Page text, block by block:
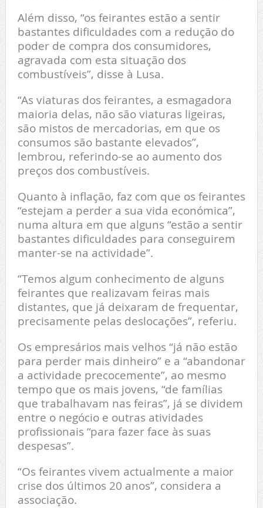
Além disso, “os feirantes estão a sentir
bastantes dificuldades com a redução do
poder de compra dos consumidores,
agravada com esta situação dos
combustíveis”, disse à Lusa.
“As viaturas dos feirantes, a esmagadora
maioria delas, não são viaturas ligeiras,
são mistos de mercadorias, em que os
consumos são bastante elevados”,
lembrou, referindo-se ao aumento dos
preços dos combustíveis.
Quanto à inflação, faz com que os feirantes
“estejam a perder a sua vida económica”,
numa altura em que alguns “estão a sentir
bastantes dificuldades para conseguirem
manter-se na actividade”.
“Temos algum conhecimento de alguns
feirantes que realizavam feiras mais
distantes, que já deixaram de frequentar,
precisamente pelas deslocações”, referiu.
Os empresários mais velhos “já não estão
para perder mais dinheiro” e a “abandonar
a actividade precocemente”, ao mesmo
tempo que os mais jovens, “de famílias
que trabalhavam nas feiras”, já se dividem
entre o negócio e outras atividades
profissionais “para fazer face às suas
despesas”.
“Os feirantes vivem actualmente a maior
crise dos últimos 20 anos”, considera a
associação.